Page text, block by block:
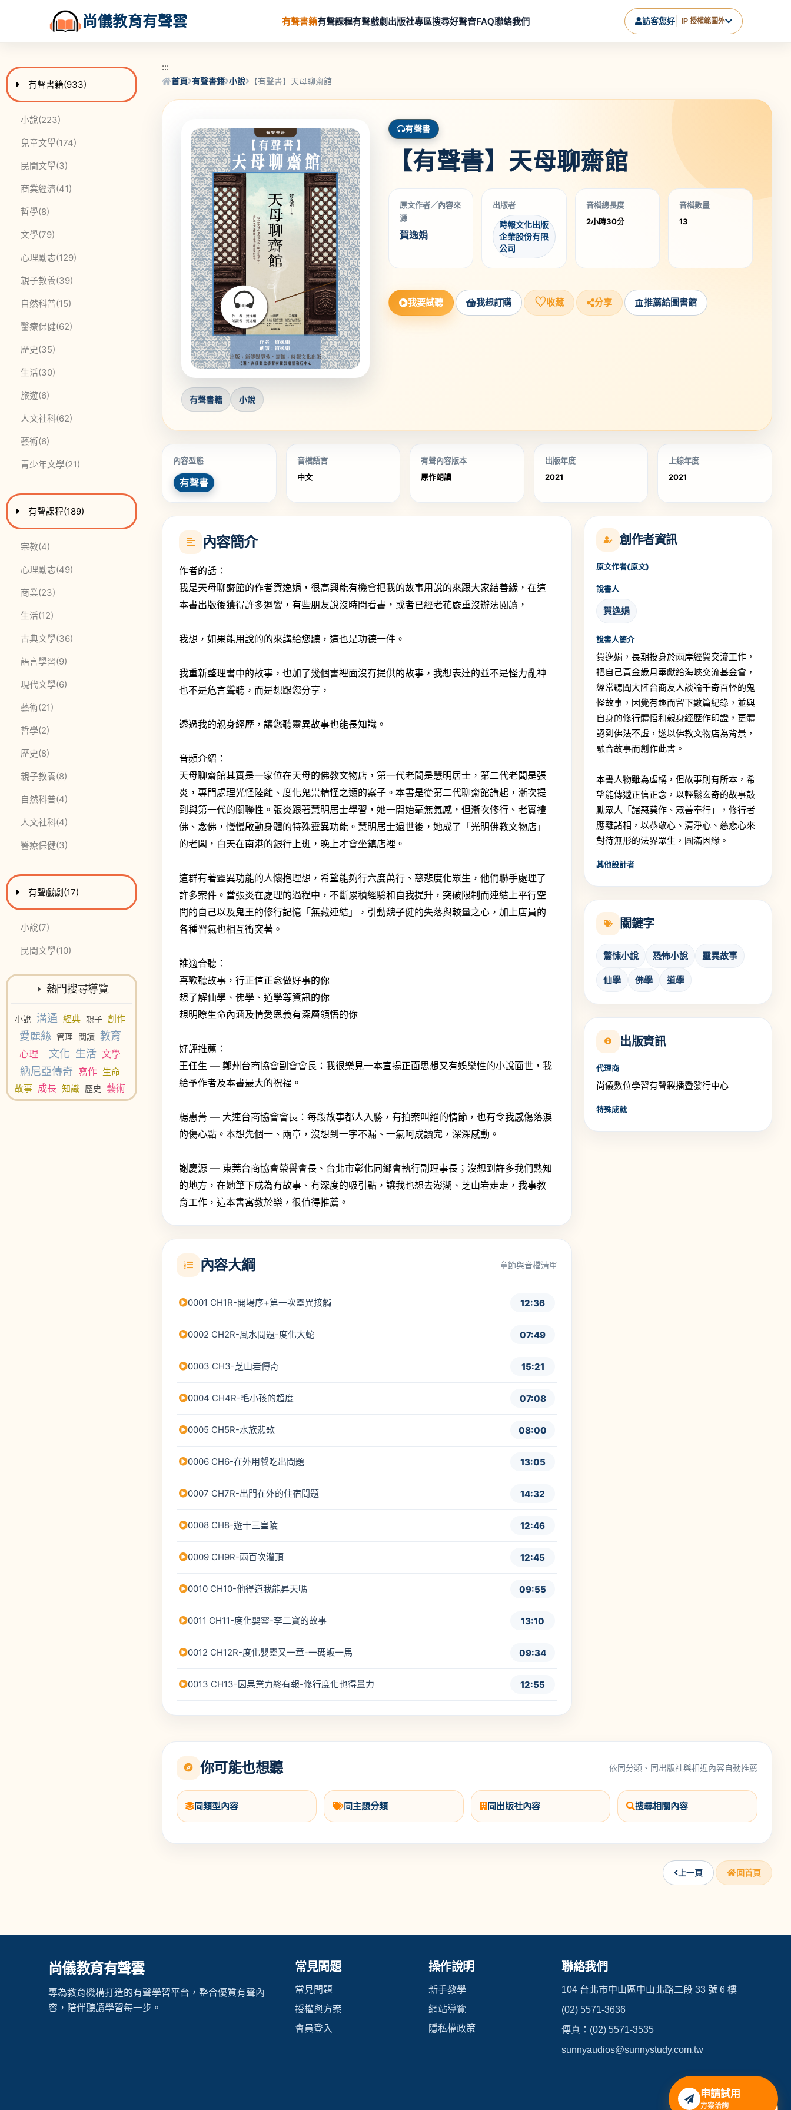
尚儀教育有聲雲 有聲書籍有聲課程有聲戲劇 出版社專區搜尋好聲音FAQ聯絡我們 訪客您好 IP 授權範圍外
進入
有聲書籍此分類有
(933)
小說此分類有
(223)
兒童文學此分類有
(174)
民間文學此分類有
(3)
商業經濟此分類有
(41)
哲學此分類有
(8)
文學此分類有
(79)
心理勵志此分類有
(129)
親子教養此分類有
(39)
自然科普此分類有
(15)
醫療保健此分類有
(62)
歷史此分類有
(35)
生活此分類有
(30)
旅遊此分類有
(6)
人文社科此分類有
(62)
藝術此分類有
(6)
青少年文學此分類有
(21)
進入
有聲課程此分類有
(189)
宗教此分類有
(4)
心理勵志此分類有
(49)
商業此分類有
(23)
生活此分類有
(12)
古典文學此分類有
(36)
語言學習此分類有
(9)
現代文學此分類有
(6)
藝術此分類有
(21)
哲學此分類有
(2)
歷史此分類有
(8)
親子教養此分類有
(8)
自然科普此分類有
(4)
人文社科此分類有
(4)
醫療保健此分類有
(3)
進入
有聲戲劇此分類有
(17)
小說此分類有
(7)
民間文學此分類有
(10)
熱門搜尋導覽
小說 溝通 經典 親子 創作
愛麗絲 管理 閱讀 教育
心理 文化 生活 文學
納尼亞傳奇 寫作 生命
故事 成長 知識 歷史 藝術
:::
首頁 有聲書籍 小說 【有聲書】天母聊齋館
有聲書籍 小說
有聲書
【有聲書】天母聊齋館
原文作者／內容來
源
賀逸娟
出版者
時報文化出版
企業股份有限
公司
音檔總長度
2小時30分
音檔數量
13
我要試聽 我想訂購 ♡收藏 分享 推薦給圖書館
內容型態
有聲書
音檔語言
中文
有聲內容版本
原作朗讀
出版年度
2021
上線年度
2021
內容簡介
作者的話：
我是天母聊齋館的作者賀逸娟，很高興能有機會把我的故事用說的來跟大家結善緣，在這
本書出版後獲得許多迴響，有些朋友說沒時間看書，或者已經老花嚴重沒辦法閱讀，
我想，如果能用說的的來講給您聽，這也是功德一件。
我重新整理書中的故事，也加了幾個書裡面沒有提供的故事，我想表達的並不是怪力亂神
也不是危言聳聽，而是想跟您分享，
透過我的親身經歷，讓您聽靈異故事也能長知識。
音頻介紹：
天母聊齋館其實是一家位在天母的佛教文物店，第一代老闆是慧明居士，第二代老闆是張
炎，專門處理光怪陸離、度化鬼祟精怪之類的案子。本書是從第二代聊齋館講起，漸次提
到與第一代的關聯性。張炎跟著慧明居士學習，她一開始毫無氣感，但漸次修行、老實禮
佛、念佛，慢慢啟動身體的特殊靈異功能。慧明居士過世後，她成了「光明佛教文物店」
的老闆，白天在南港的銀行上班，晚上才會坐鎮店裡。
這群有著靈異功能的人懷抱理想，希望能夠行六度萬行、慈悲度化眾生，他們聯手處理了
許多案件。當張炎在處理的過程中，不斷累積經驗和自我提升，突破限制而連結上平行空
間的自己以及鬼王的修行記憶「無藏連結」，引動魏子健的失落與較量之心，加上店員的
各種習氣也相互衝突著。
誰適合聽：
喜歡聽故事，行正信正念做好事的你
想了解仙學、佛學、道學等資訊的你
想明瞭生命內涵及情愛恩義有深層領悟的你
好評推薦：
王任生 — 鄭州台商協會副會會長：我很樂見一本宣揚正面思想又有娛樂性的小說面世，我
給予作者及本書最大的祝福。
楊惠菁 — 大連台商協會會長：每段故事都人入勝，有拍案叫絕的情節，也有令我感傷落淚
的傷心點。本想先個一、兩章，沒想到一字不漏、一氣呵成讀完，深深感動。
謝慶源 — 東莞台商協會榮譽會長、台北市彰化同鄉會執行副理事長；沒想到許多我們熟知
的地方，在她筆下成為有故事、有深度的吸引點，讓我也想去澎湖、芝山岩走走，我事教
育工作，這本書寓教於樂，很值得推薦。
內容大綱 章節與音檔清單
0001 CH1R-開場序+第一次靈異接觸 12:36
0002 CH2R-風水問題-度化大蛇 07:49
0003 CH3-芝山岩傳奇 15:21
0004 CH4R-毛小孩的超度 07:08
0005 CH5R-水族悲歌 08:00
0006 CH6-在外用餐吃出問題 13:05
0007 CH7R-出門在外的住宿問題 14:32
0008 CH8-遊十三皇陵 12:46
0009 CH9R-兩百次灌頂 12:45
0010 CH10-他得道我能昇天嗎 09:55
0011 CH11-度化嬰靈-李二寶的故事 13:10
0012 CH12R-度化嬰靈又一章-一碼皈一馬 09:34
0013 CH13-因果業力終有報-修行度化也得量力 12:55
創作者資訊
原文作者(原文)
說書人
賀逸娟
說書人簡介
賀逸娟，長期投身於兩岸經貿交流工作，
把自己黃金歲月奉獻給海峽交流基金會，
經常聽聞大陸台商友人談論千奇百怪的鬼
怪故事，因覺有趣而留下數篇紀錄，並與
自身的修行體悟和親身經歷作印證，更體
認到佛法不虛，遂以佛教文物店為背景，
融合故事而創作此書。
本書人物雖為虛構，但故事則有所本，希
望能傳遞正信正念，以輕鬆玄奇的故事鼓
勵眾人「諸惡莫作、眾善奉行」，修行者
應離諸相，以恭敬心、清淨心、慈悲心來
對待無形的法界眾生，圓滿因緣。
其他設計者
關鍵字
驚悚小說 恐怖小說 靈異故事
仙學 佛學 道學
出版資訊
代理商
尚儀數位學習有聲製播暨發行中心
特殊成就
你可能也想聽 依同分類、同出版社與相近內容自動推薦
同類型內容 同主題分類 同出版社內容 搜尋相關內容
上一頁 回首頁
尚儀教育有聲雲
專為教育機構打造的有聲學習平台，整合優質有聲內
容，陪伴聽讀學習每一步。
常見問題
常見問題
授權與方案
會員登入
操作說明
新手教學
網站導覽
隱私權政策
聯絡我們
104 台北市中山區中山北路二段 33 號 6 樓
(02) 5571-3636
傳真：(02) 5571-3535
sunnyaudios@sunnystudy.com.tw
申請試用
方案洽詢